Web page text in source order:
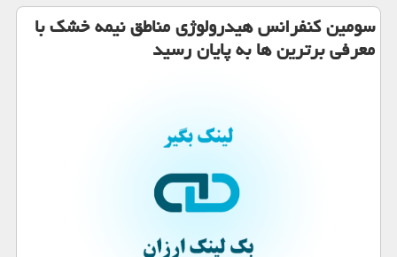
سومین كنفرانس هیدرولوژی مناطق نیمه خشك با
معرفی برترین ها به پایان رسید